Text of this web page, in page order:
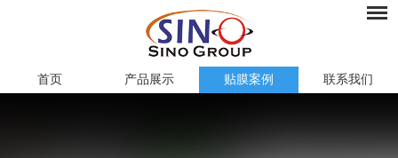
首页 产品展示 贴膜案例 联系我们